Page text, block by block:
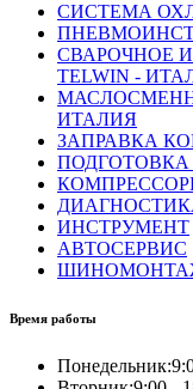
СИСТЕМА
СВАРОЧНОЕ
TELWIN -
ИТАЛИЯ
ЗАПРАВКА
ПОДГОТОВКА
ИНСТРУМЕНТ
АВТОСЕРВИС
Время работы
Понедельник: